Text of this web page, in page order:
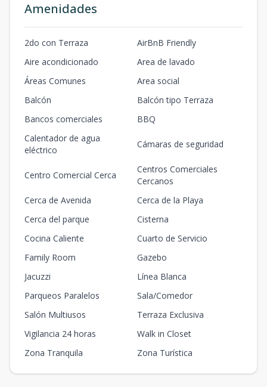
Amenidades
2do con Terraza
AirBnB Friendly
Aire acondicionado
Area de lavado
Áreas Comunes
Area social
Balcón
Balcón tipo Terraza
Bancos comerciales
BBQ
Calentador de agua
eléctrico
Cámaras de seguridad
Centro Comercial Cerca
Centros Comerciales
Cercanos
Cerca de Avenida
Cerca de la Playa
Cerca del parque
Cisterna
Cocina Caliente
Cuarto de Servicio
Family Room
Gazebo
Jacuzzi
Línea Blanca
Parqueos Paralelos
Sala/Comedor
Salón Multiusos
Terraza Exclusiva
Vigilancia 24 horas
Walk in Closet
Zona Tranquila
Zona Turística